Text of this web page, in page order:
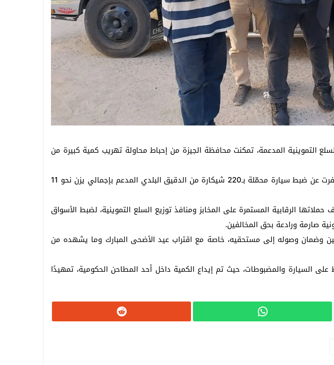
التموينية المدعمة، تمكنت محافظة الجيزة من إحباط محاولة تهريب كمية كبيرة من
وتابع الدكتور أحمد الأنصاري محافظ الجيزة جهود مديرية التموين بالمحافظة، والتي أسفرت عن ضبط سيارة محمّلة بـ220 شيكارة من الدقيق البلدي المدعم بإجمالي يزن نحو 11
الرقابية المستمرة على المخابز ومنافذ توزيع السلع التموينية، لضبط الأسواق
صارمة ورادعة بحق المخالفين.
وضمان وصوله إلى مستحقيه، خاصة مع اقتراب عيد الأضحى المبارك وما يشهده من
السيارة والمضبوطات، حيث تم إيداع الكمية داخل أحد المطاحن الحكومية، تمهيدًا